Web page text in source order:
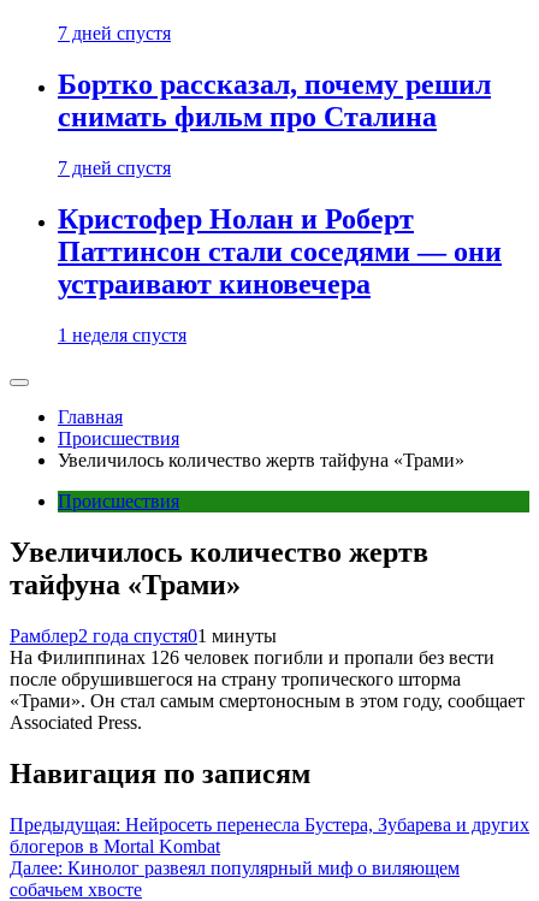
7 дней спустя
Бортко рассказал, почему решил
снимать фильм про Сталина
7 дней спустя
Кристофер Нолан и Роберт
Паттинсон стали соседями — они
устраивают киновечера
1 неделя спустя
Главная
Происшествия
Увеличилось количество жертв тайфуна «Трами»
Происшествия
Увеличилось количество жертв
тайфуна «Трами»
Рамблер2 года спустя01 минуты
На Филиппинах 126 человек погибли и пропали без вести
после обрушившегося на страну тропического шторма
«Трами». Он стал самым смертоносным в этом году, сообщает
Associated Press.
Навигация по записям
Предыдущая: Нейросеть перенесла Бустера, Зубарева и других
блогеров в Mortal Kombat
Далее: Кинолог развеял популярный миф о виляющем
собачьем хвосте